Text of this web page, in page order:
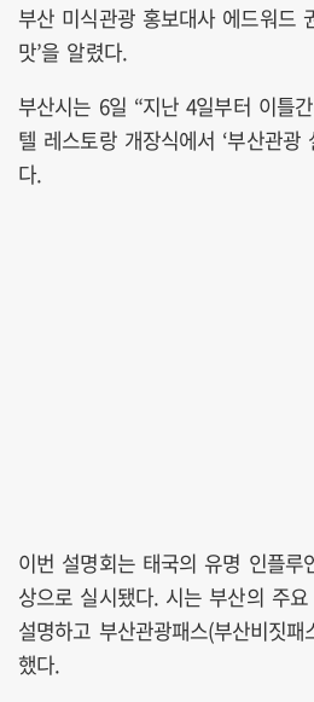
부산 미식관광 홍보대사 에드워드
맛’을 알렸다.
부산시는 6일 “지난 4일부터 이틀
텔 레스토랑 개장식에서 ‘부산관광
다.
이번 설명회는 태국의 유명 인플루
상으로 실시됐다. 시는 부산의 주
설명하고 부산관광패스(부산비짓
했다.